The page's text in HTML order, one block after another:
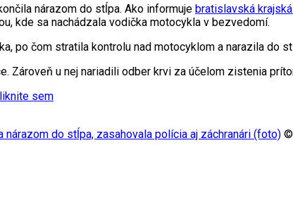
nárazom do stĺpa. Ako informuje bratislavská
kde sa nachádzala vodička motocykla v bezvedomí.
po čom stratila kontrolu nad motocyklom a narazila do
Zároveň u nej nariadili odber krvi za účelom zistenia
sem
do stĺpa, zasahovala polícia aj záchranári (foto) ©